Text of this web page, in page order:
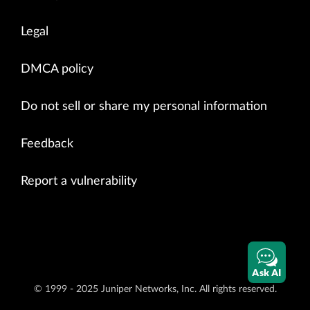
Legal
DMCA policy
Do not sell or share my personal information
Feedback
Report a vulnerability
© 1999 - 2025 Juniper Networks, Inc. All rights reserved.
Ask AI